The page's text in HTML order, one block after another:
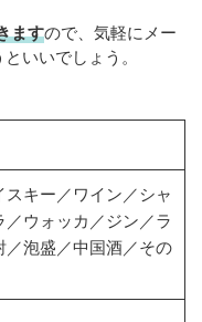
ますので、気軽にメー
いいでしょう。
キー／ワイン／シャ
／ウォッカ／ジン／ラ
／泡盛／中国酒／その